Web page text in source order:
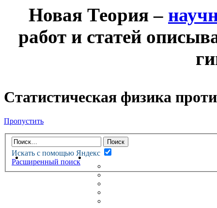
Новая Теория –
работ и статей
Статистическая физика
Пропустить
Искать с помощью Яндекс
Расширенный поиск
НОВАЯ ТЕОРИЯФОРУМ
НЕПРОЧИТАННЫЕ